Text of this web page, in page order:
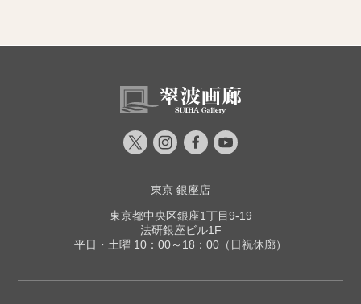
東京 銀座店
東京都中央区銀座1丁目9-19
法研銀座ビル1F
平日・土曜 10：00～18：00（日祝休廊）